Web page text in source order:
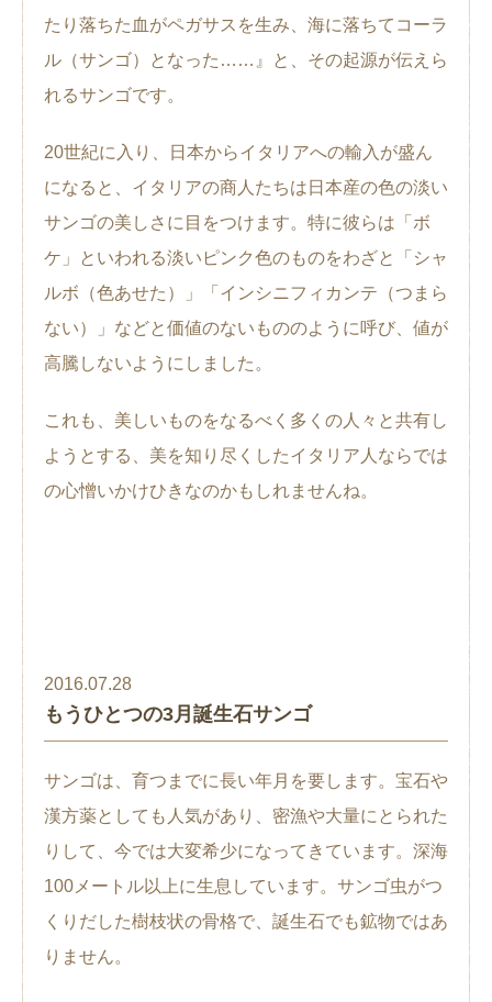
たり落ちた血がペガサスを生み、海に落ちてコーラ
ル（サンゴ）となった……』と、その起源が伝えら
れるサンゴです。
20世紀に入り、日本からイタリアへの輸入が盛ん
になると、イタリアの商人たちは日本産の色の淡い
サンゴの美しさに目をつけます。特に彼らは「ボ
ケ」といわれる淡いピンク色のものをわざと「シャ
ルボ（色あせた）」「インシニフィカンテ（つまら
ない）」などと価値のないもののように呼び、値が
高騰しないようにしました。
これも、美しいものをなるべく多くの人々と共有し
ようとする、美を知り尽くしたイタリア人ならでは
の心憎いかけひきなのかもしれませんね。
2016.07.28
もうひとつの3月誕生石サンゴ
サンゴは、育つまでに長い年月を要します。宝石や
漢方薬としても人気があり、密漁や大量にとられた
りして、今では大変希少になってきています。深海
100メートル以上に生息しています。サンゴ虫がつ
くりだした樹枝状の骨格で、誕生石でも鉱物ではあ
りません。